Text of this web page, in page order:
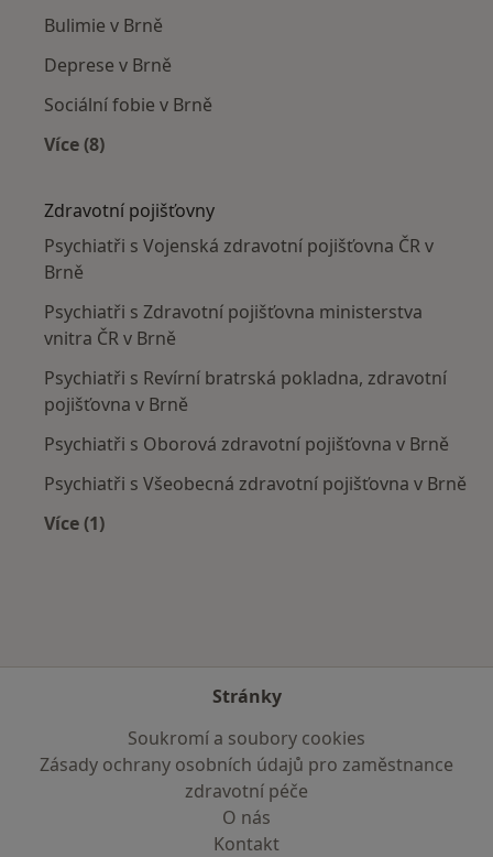
Bulimie v Brně
Deprese v Brně
Sociální fobie v Brně
Více (8)
Zdravotní pojišťovny
Psychiatři s Vojenská zdravotní pojišťovna ČR v
Brně
Psychiatři s Zdravotní pojišťovna ministerstva
vnitra ČR v Brně
Psychiatři s Revírní bratrská pokladna, zdravotní
pojišťovna v Brně
Psychiatři s Oborová zdravotní pojišťovna v Brně
Psychiatři s Všeobecná zdravotní pojišťovna v Brně
Více (1)
Stránky
Soukromí a soubory cookies
Zásady ochrany osobních údajů pro zaměstnance
zdravotní péče
O nás
Kontakt